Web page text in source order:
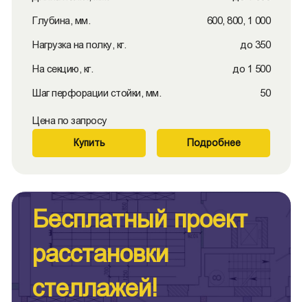
Глубина, мм. 600, 800, 1 000
Нагрузка на полку, кг. до 350
На секцию, кг. до 1 500
Шаг перфорации стойки, мм. 50
Цена по запросу
Купить Подробнее
Бесплатный проект
расстановки
стеллажей!